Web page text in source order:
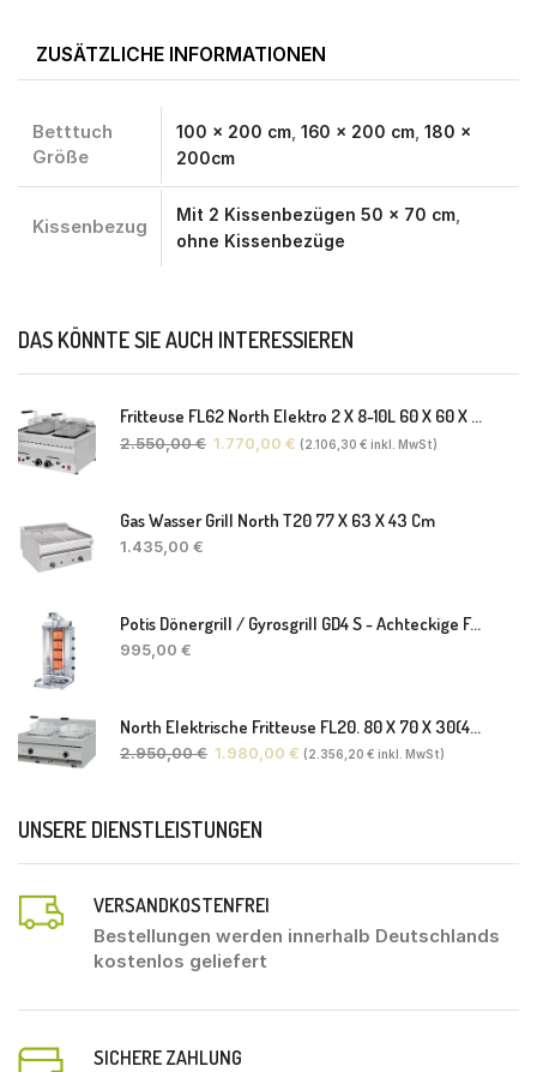
ZUSÄTZLICHE INFORMATIONEN
Betttuch
Größe
100 x 200 cm, 160 x 200 cm, 180 x
200cm
Kissenbezug
Mit 2 Kissenbezügen 50 x 70 cm,
ohne Kissenbezüge
DAS KÖNNTE SIE AUCH INTERESSIEREN
Fritteuse FL62 North Elektro 2 X 8-10L 60 X 60 X 30(38) Cm
2.550,00€ 1.770,00 € (2.106,30 € inkl. MwSt)
Gas Wasser Grill North T20 77 X 63 X 43 Cm
1.435,00 €
Potis Dönergrill / Gyrosgrill GD4 S - Achteckige Fettwanne-Ohne Schaufel
995,00 €
North Elektrische Fritteuse FL20. 80 X 70 X 30(46) Cm
2.950,00€ 1.980,00 € (2.356,20 € inkl. MwSt)
UNSERE DIENSTLEISTUNGEN
VERSANDKOSTENFREI
Bestellungen werden innerhalb Deutschlands
kostenlos geliefert
SICHERE ZAHLUNG